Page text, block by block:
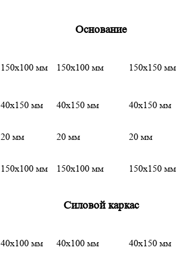
Основание
150х100 мм 150х100 мм 150х150 мм
40х150 мм 40х150 мм 40х150 мм
20 мм 20 мм
20 мм
150х100 мм 150х100 мм 150х150 мм
Силовой каркас
40х100 мм 40х100 мм 40х150 мм